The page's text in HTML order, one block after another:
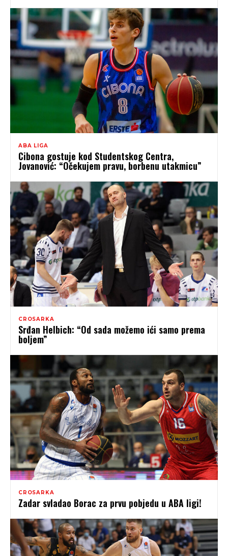
ABA LIGA
Cibona gostuje kod Studentskog Centra,
Jovanović: “Očekujem pravu, borbenu utakmicu”
CROSARKA
Srđan Helbich: “Od sada možemo ići samo prema
boljem”
CROSARKA
Zadar svladao Borac za prvu pobjedu u ABA ligi!